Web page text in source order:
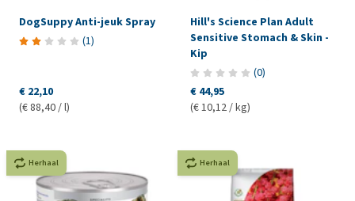
DogSuppy Anti-jeuk Spray
(1)
€ 22,10
(€ 88,40 / l)
Hill's Science Plan Adult
Sensitive Stomach & Skin -
Kip
(0)
€ 44,95
(€ 10,12 / kg)
Herhaal Herhaal